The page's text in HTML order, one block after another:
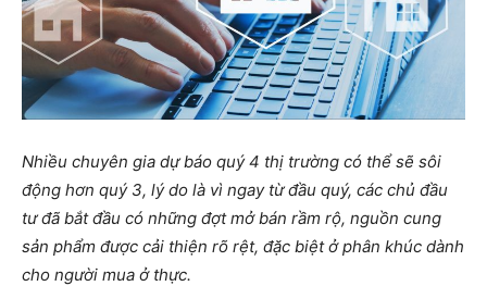
Nhiều chuyên gia dự báo quý 4 thị trường có thể sẽ sôi
động hơn quý 3, lý do là vì ngay từ đầu quý, các chủ đầu
tư đã bắt đầu có những đợt mở bán rầm rộ, nguồn cung
sản phẩm được cải thiện rõ rệt, đặc biệt ở phân khúc dành
cho người mua ở thực.